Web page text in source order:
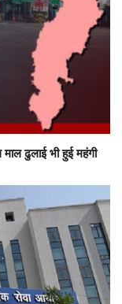
ढुलाई भी हुई महंगी